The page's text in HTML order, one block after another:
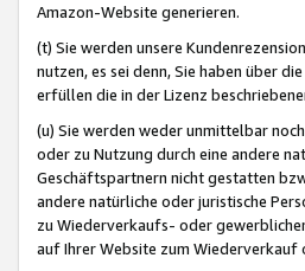
Amazon-Website generieren.
(t) Sie werden unsere
nutzen, es sei denn, Sie haben über
erfüllen die in der Lizenz
(u) Sie werden weder unmittelbar
oder zu Nutzung durch eine andere
Geschäftspartnern nicht gestatten
andere natürliche oder juristische
zu Wiederverkaufs- oder
auf Ihrer Website zum